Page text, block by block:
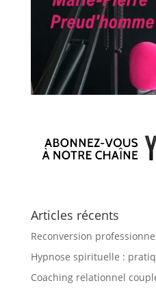
Articles récents
Reconversion
Hypnose spirituelle :
Coaching relationnel